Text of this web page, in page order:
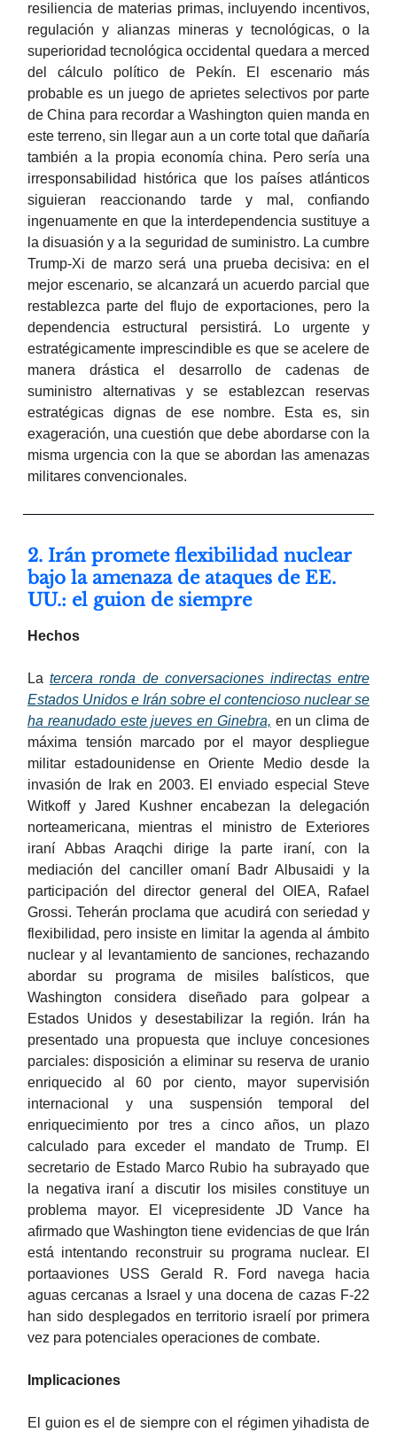
resiliencia de materias primas, incluyendo incentivos,
regulación y alianzas mineras y tecnológicas, o la
superioridad tecnológica occidental quedara a merced
del cálculo político de Pekín. El escenario más
probable es un juego de aprietes selectivos por parte
de China para recordar a Washington quien manda en
este terreno, sin llegar aun a un corte total que dañaría
también a la propia economía china. Pero sería una
irresponsabilidad histórica que los países atlánticos
siguieran reaccionando tarde y mal, confiando
ingenuamente en que la interdependencia sustituye a
la disuasión y a la seguridad de suministro. La cumbre
Trump-Xi de marzo será una prueba decisiva: en el
mejor escenario, se alcanzará un acuerdo parcial que
restablezca parte del flujo de exportaciones, pero la
dependencia estructural persistirá. Lo urgente y
estratégicamente imprescindible es que se acelere de
manera drástica el desarrollo de cadenas de
suministro alternativas y se establezcan reservas
estratégicas dignas de ese nombre. Esta es, sin
exageración, una cuestión que debe abordarse con la
misma urgencia con la que se abordan las amenazas
militares convencionales.
2. Irán promete flexibilidad nuclear
bajo la amenaza de ataques de EE.
UU.: el guion de siempre
Hechos
Latercera ronda de conversaciones indirectas entre
Estados Unidos e Irán sobre el contencioso nuclear se
ha reanudado este jueves en Ginebra, en un clima de
máxima tensión marcado por el mayor despliegue
militar estadounidense en Oriente Medio desde la
invasión de Irak en 2003. El enviado especial Steve
Witkoff y Jared Kushner encabezan la delegación
norteamericana, mientras el ministro de Exteriores
iraní Abbas Araqchi dirige la parte iraní, con la
mediación del canciller omaní Badr Albusaidi y la
participación del director general del OIEA, Rafael
Grossi. Teherán proclama que acudirá con seriedad y
flexibilidad, pero insiste en limitar la agenda al ámbito
nuclear y al levantamiento de sanciones, rechazando
abordar su programa de misiles balísticos, que
Washington considera diseñado para golpear a
Estados Unidos y desestabilizar la región. Irán ha
presentado una propuesta que incluye concesiones
parciales: disposición a eliminar su reserva de uranio
enriquecido al 60 por ciento, mayor supervisión
internacional y una suspensión temporal del
enriquecimiento por tres a cinco años, un plazo
calculado para exceder el mandato de Trump. El
secretario de Estado Marco Rubio ha subrayado que
la negativa iraní a discutir los misiles constituye un
problema mayor. El vicepresidente JD Vance ha
afirmado que Washington tiene evidencias de que Irán
está intentando reconstruir su programa nuclear. El
portaaviones USS Gerald R. Ford navega hacia
aguas cercanas a Israel y una docena de cazas F-22
han sido desplegados en territorio israelí por primera
vez para potenciales operaciones de combate.
Implicaciones
El guion es el de siempre con el régimen yihadista de